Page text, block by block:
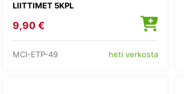
LIITTIMET 5KPL
9,90 €
MCI-ETP-49 heti verkosta